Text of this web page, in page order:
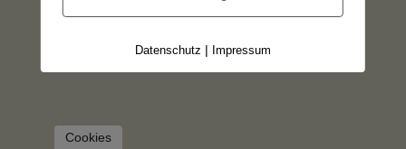
Cookies
Datenschutz Impressum